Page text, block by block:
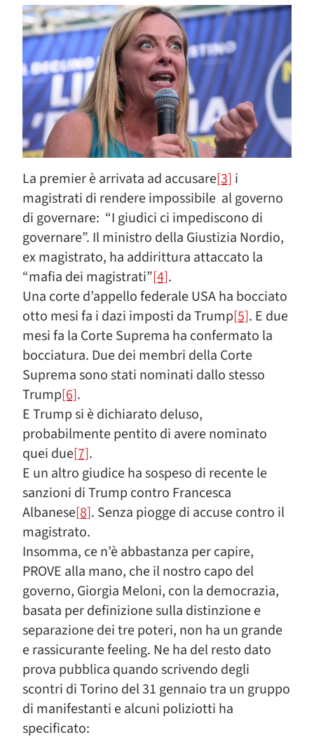
La premier è arrivata ad accusare[3] i
magistrati di rendere impossibile al governo
di governare: “I giudici ci impediscono di
governare”. Il ministro della Giustizia Nordio,
ex magistrato, ha addirittura attaccato la
“mafia dei magistrati”[4].
Una corte d’appello federale USA ha bocciato
otto mesi fa i dazi imposti da Trump[5]. E due
mesi fa la Corte Suprema ha confermato la
bocciatura. Due dei membri della Corte
Suprema sono stati nominati dallo stesso
Trump[6].
E Trump si è dichiarato deluso,
probabilmente pentito di avere nominato
quei due[7].
E un altro giudice ha sospeso di recente le
sanzioni di Trump contro Francesca
Albanese[8]. Senza piogge di accuse contro il
magistrato.
Insomma, ce n’è abbastanza per capire,
PROVE alla mano, che il nostro capo del
governo, Giorgia Meloni, con la democrazia,
basata per definizione sulla distinzione e
separazione dei tre poteri, non ha un grande
e rassicurante feeling. Ne ha del resto dato
prova pubblica quando scrivendo degli
scontri di Torino del 31 gennaio tra un gruppo
di manifestanti e alcuni poliziotti ha
specificato: